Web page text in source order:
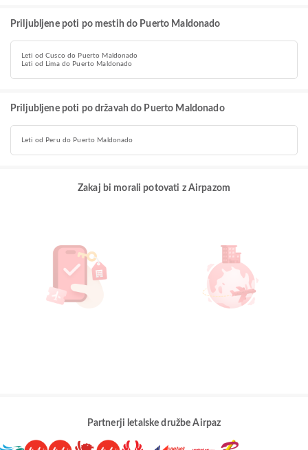
Priljubljene poti po mestih do Puerto Maldonado
Leti od Cusco do Puerto Maldonado
Leti od Lima do Puerto Maldonado
Priljubljene poti po državah do Puerto Maldonado
Leti od Peru do Puerto Maldonado
Zakaj bi morali potovati z Airpazom
Partnerji letalske družbe Airpaz